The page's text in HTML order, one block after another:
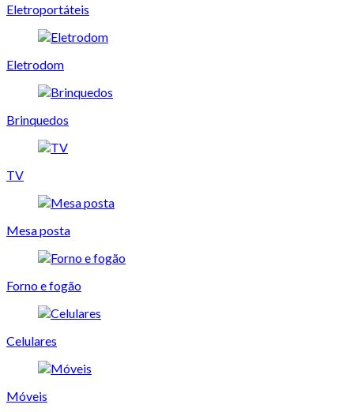
Eletroportáteis
Eletrodom
Brinquedos
TV
Mesa posta
Forno e fogão
Celulares
Móveis